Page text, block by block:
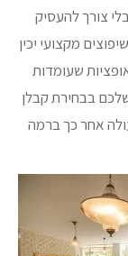
צורך להעסיק
מקצועי יכין
שעומדות
בבחירת קבלן
אחר כך ברמה